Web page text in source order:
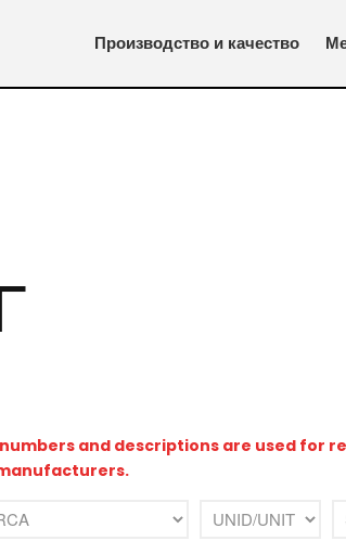
обработка головок цилиндров, блоков
Производство и качество
and descriptions are used for